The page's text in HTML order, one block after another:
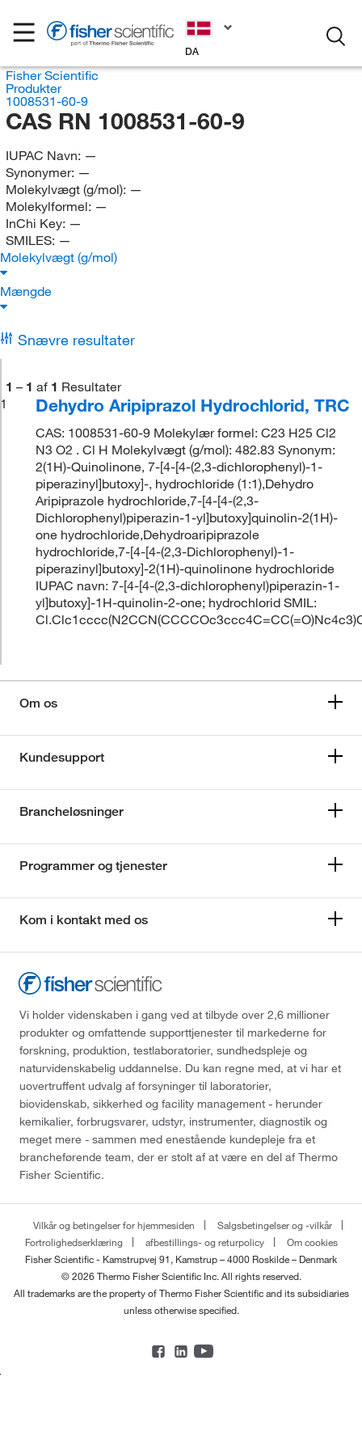
DA
Fisher Scientific
Produkter
1008531-60-9
CAS RN 1008531-60-9
IUPAC Navn: —
Synonymer: —
Molekylvægt (g/mol): —
Molekylformel: —
InChi Key: —
SMILES: —
Molekylvægt (g/mol)
Mængde
Snævre resultater
1 – 1 af 1 Resultater
1
Dehydro Aripiprazol Hydrochlorid, TRC
CAS: 1008531-60-9 Molekylær formel: C23 H25 Cl2
N3 O2 . Cl H Molekylvægt (g/mol): 482.83 Synonym:
2(1H)-Quinolinone, 7-[4-[4-(2,3-dichlorophenyl)-1-
piperazinyl]butoxy]-, hydrochloride (1:1),Dehydro
Aripiprazole hydrochloride,7-[4-[4-(2,3-
Dichlorophenyl)piperazin-1-yl]butoxy]quinolin-2(1H)-
one hydrochloride,Dehydroaripiprazole
hydrochloride,7-[4-[4-(2,3-Dichlorophenyl)-1-
piperazinyl]butoxy]-2(1H)-quinolinone hydrochloride
IUPAC navn: 7-[4-[4-(2,3-dichlorophenyl)piperazin-1-
yl]butoxy]-1H-quinolin-2-one; hydrochlorid SMIL:
Om os
Kundesupport
Brancheløsninger
Programmer og tjenester
Kom i kontakt med os
Vi holder videnskaben i gang ved at tilbyde over 2,6 millioner
produkter og omfattende supporttjenester til markederne for
forskning, produktion, testlaboratorier, sundhedspleje og
naturvidenskabelig uddannelse. Du kan regne med, at vi har et
uovertruffent udvalg af forsyninger til laboratorier,
biovidenskab, sikkerhed og facility management - herunder
kemikalier, forbrugsvarer, udstyr, instrumenter, diagnostik og
meget mere - sammen med enestående kundepleje fra et
brancheførende team, der er stolt af at være en del af Thermo
Fisher Scientific.
Vilkår og betingelser for hjemmesiden
Salgsbetingelser og -vilkår
Fortrolighedserklæring
afbestillings- og returpolicy
Om cookies
Fisher Scientific - Kamstrupvej 91, Kamstrup – 4000 Roskilde – Denmark
© 2026 Thermo Fisher Scientific Inc. All rights reserved.
All trademarks are the property of Thermo Fisher Scientific and its subsidiaries
unless otherwise specified.